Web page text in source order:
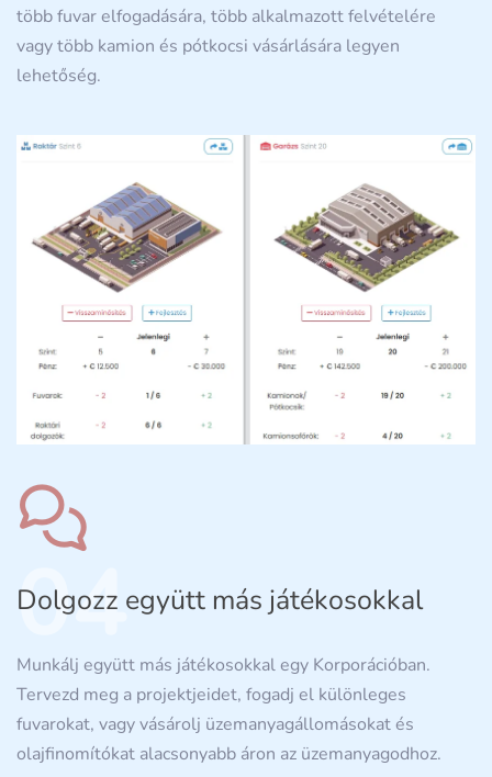
több fuvar elfogadására, több alkalmazott felvételére
vagy több kamion és pótkocsi vásárlására legyen
lehetőség.
04
Dolgozz együtt más játékosokkal
Munkálj együtt más játékosokkal egy Korporációban.
Tervezd meg a projektjeidet, fogadj el különleges
fuvarokat, vagy vásárolj üzemanyagállomásokat és
olajfinomítókat alacsonyabb áron az üzemanyagodhoz.